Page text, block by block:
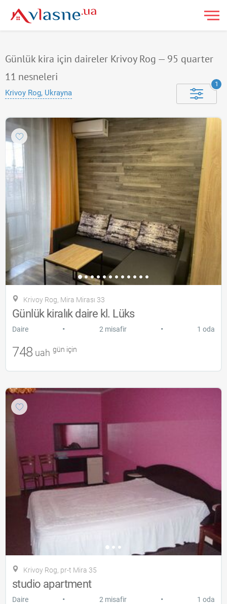
Günlük kira için daireler Krivoy Rog — 95 quarter
11 nesneleri
Krivoy Rog, Ukrayna
1
Krivoy Rog, Mira Mirası 33
Günlük kiralık daire kl. Lüks
Daire • 2 misafir • 1 oda
748 uah gün için
Krivoy Rog, pr-t Mira 35
studio apartment
Daire • 2 misafir • 1 oda